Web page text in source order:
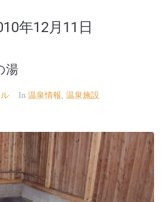
年12月11日
湯
In 温泉情報, 温泉施設